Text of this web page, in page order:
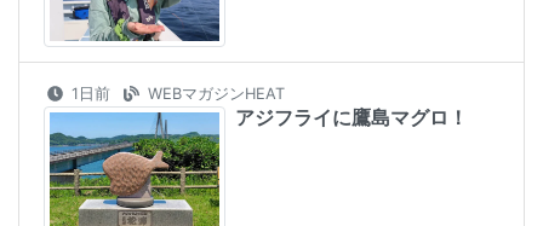
1日前 WEBマガジンHEAT
アジフライに鷹島マグロ！